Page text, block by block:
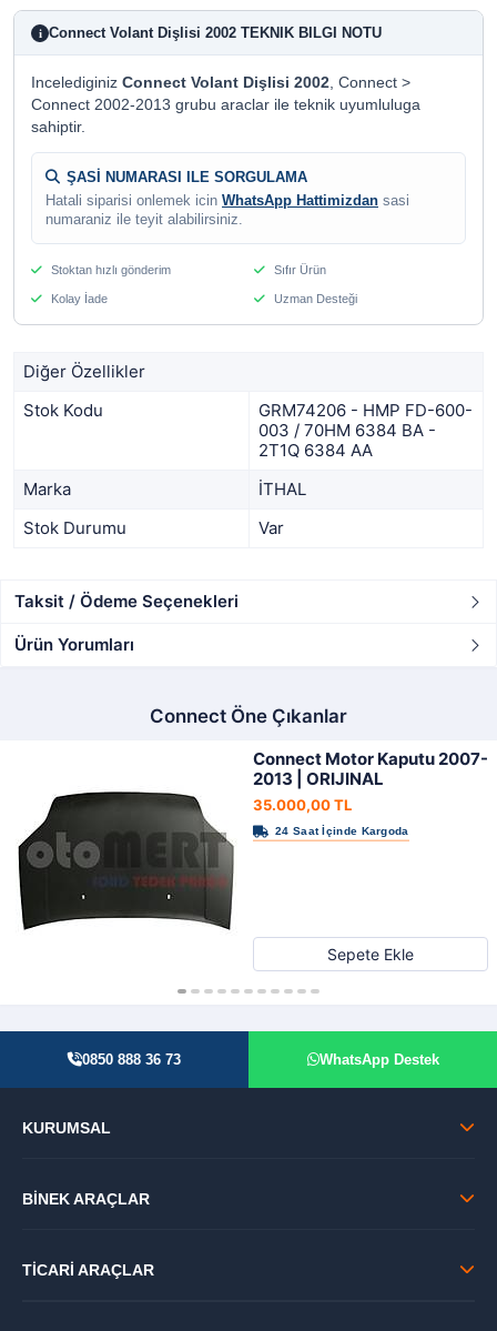
i Connect Volant Dişlisi 2002 TEKNIK BILGI NOTU
Incelediginiz Connect Volant Dişlisi 2002, Connect >
Connect 2002-2013 grubu araclar ile teknik uyumluluga
sahiptir.
ŞASİ NUMARASI ILE SORGULAMA
Hatali siparisi onlemek icin WhatsApp Hattimizdan sasi
numaraniz ile teyit alabilirsiniz.
Stoktan hızlı gönderim Sıfır Ürün
Kolay İade Uzman Desteği
Diğer Özellikler
Stok Kodu
GRM74206 - HMP FD-600-
003 / 70HM 6384 BA -
2T1Q 6384 AA
Marka
İTHAL
Stok Durumu
Var
Taksit / Ödeme Seçenekleri
Ürün Yorumları
Connect Öne Çıkanlar
Connect Motor Kaputu 2007-
2013 | ORIJINAL
35.000,00 TL
Sepete Ekle
0850 888 36 73 WhatsApp Destek
KURUMSAL
BİNEK ARAÇLAR
TİCARİ ARAÇLAR